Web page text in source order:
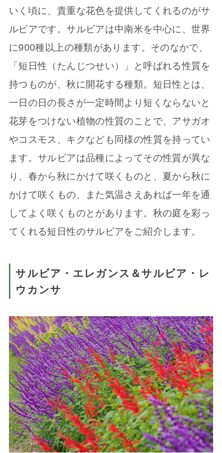
いく頃に、貴重な花色を提供してくれるのがサ
ルビアです。サルビアは中南米を中心に、世界
に900種以上の種類があります。そのなかで、
「短日性（たんじつせい）」と呼ばれる性質を
持つものが、秋に開花する種類。短日性とは、
一日の日の長さが一定時間より短くならないと
花芽をつけない植物の性質のことで、アサガオ
やコスモス、キクなども同様の性質を持ってい
ます。サルビアは品種によってその性質が異な
り、春から秋にかけて咲くものと、夏から秋に
かけて咲くもの、また気温さえあれば一年を通
してよく咲くものとがあります。秋の庭を彩っ
てくれる短日性のサルビアをご紹介します。
サルビア・エレガンス＆サルビア・レ
ウカンサ